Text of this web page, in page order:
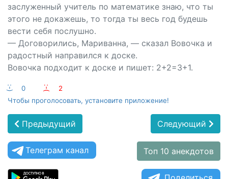
заслуженный учитель по математике знаю, что ты
этого не докажешь, то тогда ты весь год будешь
вести себя послушно.
— Договорились, Мариванна, — сказал Вовочка и
радостный направился к доске.
Вовочка подходит к доске и пишет: 2+2=3+1.
:-) 0 :-(
2
Чтобы проголосовать, установите приложение!
Предыдущий Следующий
Телеграм канал Топ 10 анекдотов